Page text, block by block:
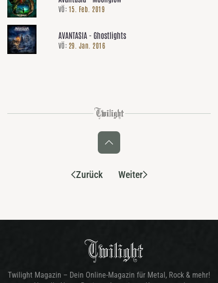
VÖ: 15. Feb. 2019
AVANTASIA - Ghostlights
VÖ: 29. Jan. 2016
Zurück Weiter
Twilight Magazin – Dein Online-Magazin für Metal, Rock & mehr!